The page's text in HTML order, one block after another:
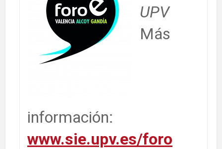
UPV
Más
información:
www.sie.upv.es/foro